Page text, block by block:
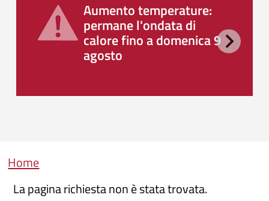
Aumento temperature:
permane l'ondata di
calore fino a domenica 9
agosto
Briciole di pane
Home
La pagina richiesta non è stata trovata.